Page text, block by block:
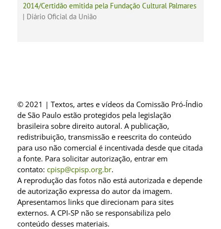
2014/Certidão emitida pela Fundação Cultural Palmares
| Diário Oficial da União
© 2021 | Textos, artes e vídeos da Comissão Pró-Índio
de São Paulo estão protegidos pela legislação
brasileira sobre direito autoral. A publicação,
redistribuição, transmissão e reescrita do conteúdo
para uso não comercial é incentivada desde que citada
a fonte. Para solicitar autorização, entrar em
contato: cpisp@cpisp.org.br.
A reprodução das fotos não está autorizada e depende
de autorização expressa do autor da imagem.
Apresentamos links que direcionam para sites
externos. A CPI-SP não se responsabiliza pelo
conteúdo desses materiais.